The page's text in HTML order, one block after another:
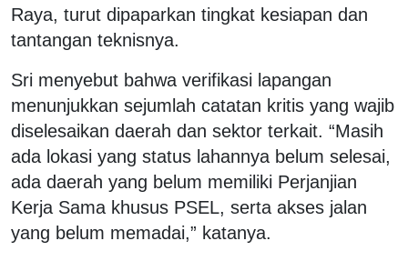
Raya, turut dipaparkan tingkat kesiapan dan
tantangan teknisnya.
Sri menyebut bahwa verifikasi lapangan
menunjukkan sejumlah catatan kritis yang wajib
diselesaikan daerah dan sektor terkait. “Masih
ada lokasi yang status lahannya belum selesai,
ada daerah yang belum memiliki Perjanjian
Kerja Sama khusus PSEL, serta akses jalan
yang belum memadai,” katanya.